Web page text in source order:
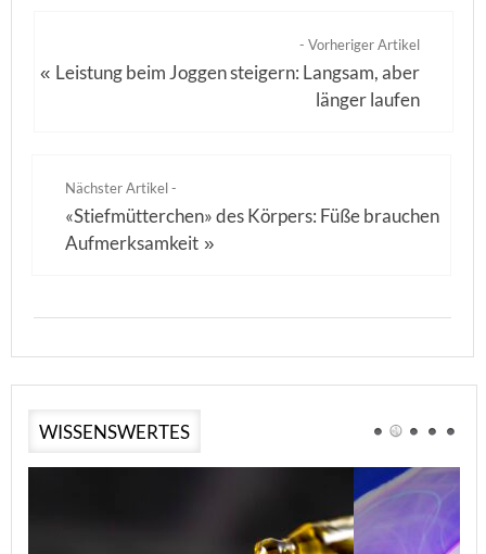
- Vorheriger Artikel
« Leistung beim Joggen steigern: Langsam, aber
länger laufen
Nächster Artikel -
«Stiefmütterchen» des Körpers: Füße brauchen
Aufmerksamkeit »
WISSENSWERTES